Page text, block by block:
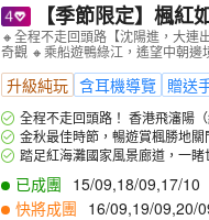
【季節限定】楓
五女山、紅海灘】丸
山長城、隆重呈獻永
🔸全程不走回頭路【沈陽進，大連
奇觀 🔸乘船遊鴨綠江，遙望中朝
升級純玩 含耳機導覽 贈送
全程不走回頭路！ 香港飛瀋陽
約旅途時間。
金秋最佳時節，暢遊賞楓勝地
月中旬-10月中旬)(註22)。
踏足紅海灘國家風景廊道，一
氣勢磅礴。
已成團 15/09,18/09,17/10
快將成團 16/09,19/09,20/